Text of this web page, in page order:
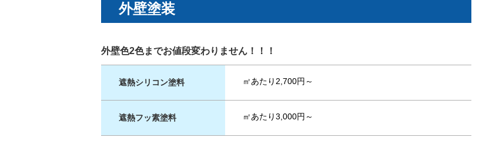
外壁塗装
外壁色2色までお値段変わりません！！！
遮熱シリコン塗料 ㎡あたり2,700円～
遮熱フッ素塗料 ㎡あたり3,000円～